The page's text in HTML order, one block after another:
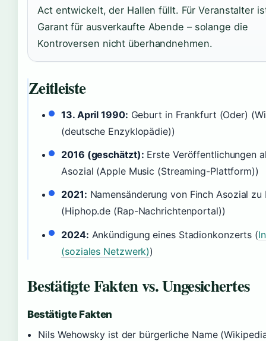
Act entwickelt, der Hallen füllt. Für Veranstalter
Garant für ausverkaufte Abende – solange die
Kontroversen nicht überhandnehmen.
Zeitleiste
13. April 1990: Geburt in Frankfurt (Oder)
(deutsche Enzyklopädie))
2016 (geschätzt): Erste Veröffentlichungen
Asozial (Apple Music (Streaming-Plattform))
2021: Namensänderung von Finch Asozial zu
(Hiphop.de (Rap-Nachrichtenportal))
2024: Ankündigung eines Stadionkonzerts (
(soziales Netzwerk))
Bestätigte Fakten vs. Ungesichertes
Bestätigte Fakten
Nils Wehowsky ist der bürgerliche Name